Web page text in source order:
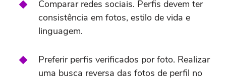
Comparar redes sociais. Perfis devem ter
consistência em fotos, estilo de vida e
linguagem.
Preferir perfis verificados por foto. Realizar
uma busca reversa das fotos de perfil no